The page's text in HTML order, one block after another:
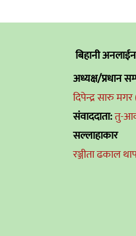
बिहानी
अध्यक्ष/प्रधान
दिपेन्द्र सारु
संवाददाता:तु-
सल्लाहाकार
रञ्जीता ढकाल